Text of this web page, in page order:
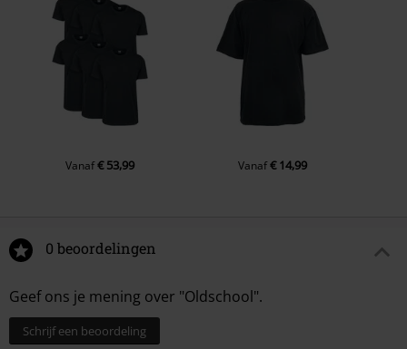
Vanaf€ 53,99 Vanaf€ 14,99
0 beoordelingen
Geef ons je mening over "Oldschool".
Schrijf een beoordeling